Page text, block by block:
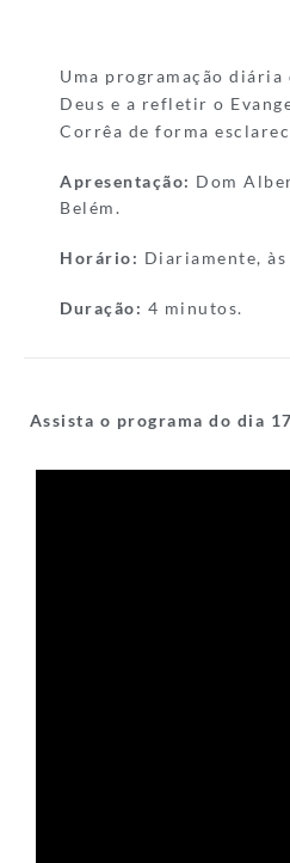
Uma programação diária
Deus e a refletir o
Corrêa de forma
Apresentação: Dom
Belém.
Horário: Diariamente,
Duração: 4 minutos.
Assista o programa do dia